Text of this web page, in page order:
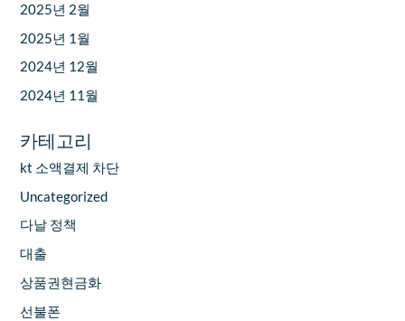
2025년 2월
2025년 1월
2024년 12월
2024년 11월
카테고리
kt 소액결제 차단
Uncategorized
다날 정책
대출
상품권현금화
선불폰